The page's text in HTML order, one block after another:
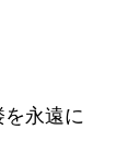
永遠に